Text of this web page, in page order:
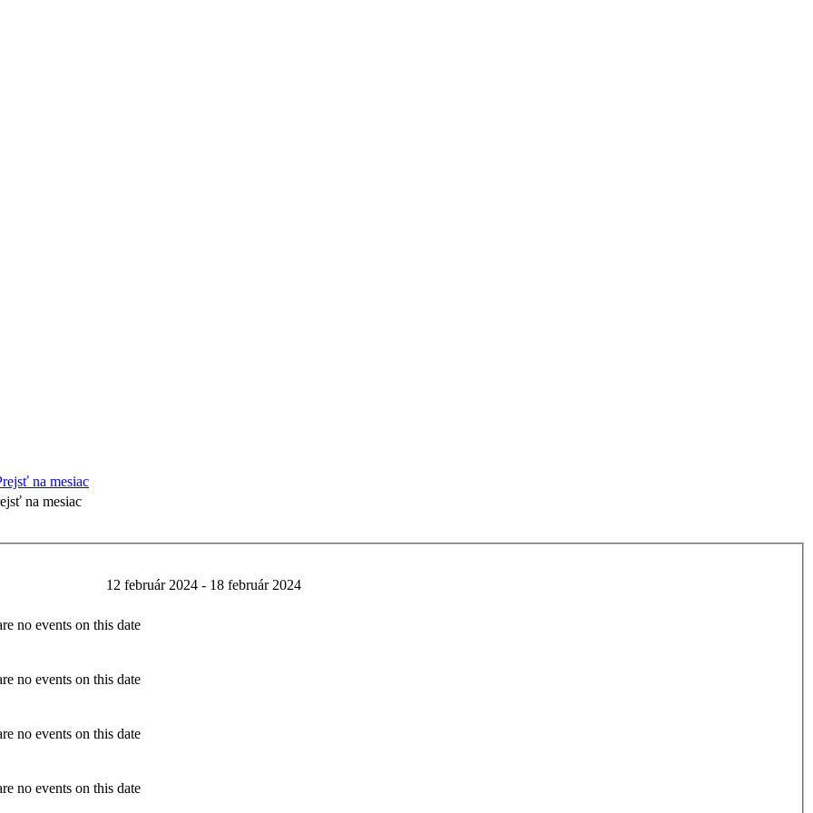
na mesiac
12 február 2024 - 18 február 2024
no events on this date
no events on this date
no events on this date
no events on this date